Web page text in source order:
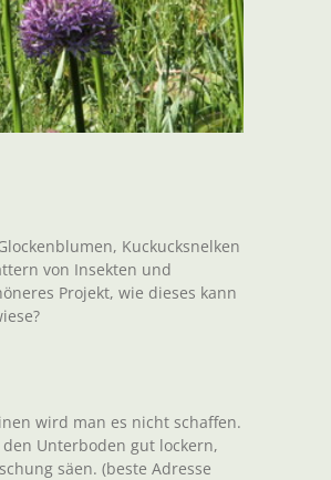
Kuckucksnelken
von Insekten und
Projekt, wie dieses kann
wird man es nicht schaffen.
Unterboden gut lockern,
säen. (beste Adresse